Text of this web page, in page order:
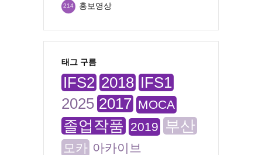
홍보영상
214
태그 구름
IFS2 2018 IFS1
2025 2017 MOCA
졸업작품 2019 부산
모카 아카이브